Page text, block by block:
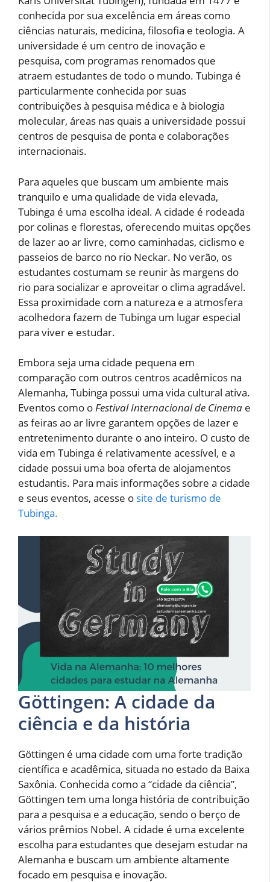
conhecida por sua excelência em áreas como
ciências naturais, medicina, filosofia e teologia. A
universidade é um centro de inovação e
pesquisa, com programas renomados que
atraem estudantes de todo o mundo. Tubinga é
particularmente conhecida por suas
contribuições à pesquisa médica e à biologia
molecular, áreas nas quais a universidade possui
centros de pesquisa de ponta e colaborações
internacionais.
Para aqueles que buscam um ambiente mais
tranquilo e uma qualidade de vida elevada,
Tubinga é uma escolha ideal. A cidade é rodeada
por colinas e florestas, oferecendo muitas opções
de lazer ao ar livre, como caminhadas, ciclismo e
passeios de barco no rio Neckar. No verão, os
estudantes costumam se reunir às margens do
rio para socializar e aproveitar o clima agradável.
Essa proximidade com a natureza e a atmosfera
acolhedora fazem de Tubinga um lugar especial
para viver e estudar.
Embora seja uma cidade pequena em
comparação com outros centros acadêmicos na
Alemanha, Tubinga possui uma vida cultural ativa.
Eventos como oFestival Internacional de Cinema e
as feiras ao ar livre garantem opções de lazer e
entretenimento durante o ano inteiro. O custo de
vida em Tubinga é relativamente acessível, e a
cidade possui uma boa oferta de alojamentos
estudantis. Para mais informações sobre a cidade
e seus eventos, acesse o site de turismo de
Tubinga.
Göttingen: A cidade da
ciência e da história
Göttingen é uma cidade com uma forte tradição
científica e acadêmica, situada no estado da Baixa
Saxônia. Conhecida como a “cidade da ciência”,
Göttingen tem uma longa história de contribuição
para a pesquisa e a educação, sendo o berço de
vários prêmios Nobel. A cidade é uma excelente
escolha para estudantes que desejam estudar na
Alemanha e buscam um ambiente altamente
focado em pesquisa e inovação.